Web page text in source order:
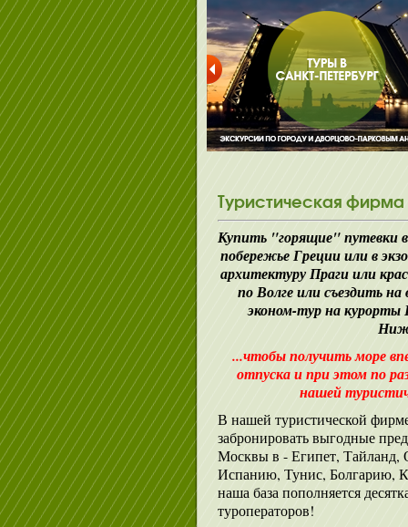
Туристическая фирма
Купить "горящие" путевки
побережье Греции или в
архитектуру Праги или
по Волге или съездить
эконом-тур на курорты
...чтобы получить море
отпуска и при этом по
нашей
В нашей туристической
забронировать выгодные
Москвы в - Египет,
Испанию, Тунис, Болгарию,
наша база пополняется
туроператоров!